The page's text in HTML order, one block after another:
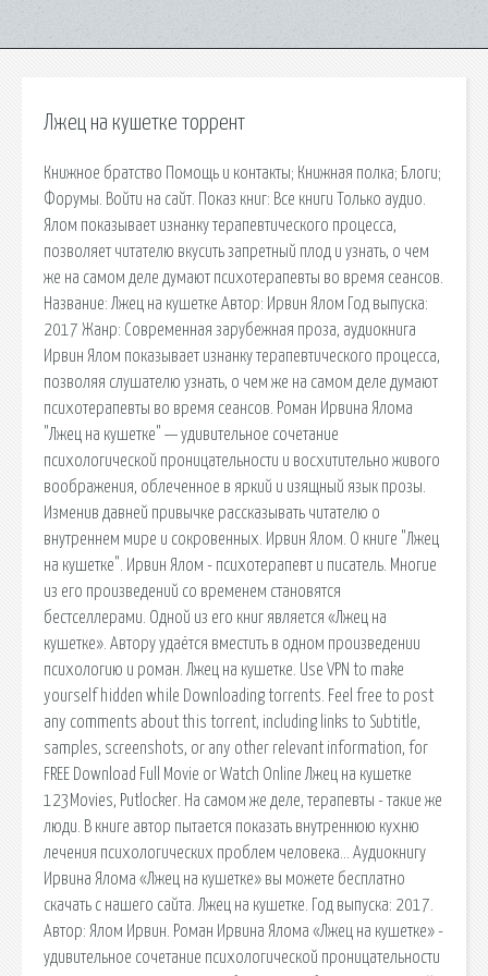
Лжец на кушетке торрент
Книжное братство Помощь и контакты; Книжная полка; Блоги;
Форумы. Войти на сайт. Показ книг: Все книги Только аудио.
Ялом показывает изнанку терапевтического процесса,
позволяет читателю вкусить запретный плод и узнать, о чем
же на самом деле думают психотерапевты во время сеансов.
Название: Лжец на кушетке Автор: Ирвин Ялом Год выпуска:
2017 Жанр: Современная зарубежная проза, аудиокнига
Ирвин Ялом показывает изнанку терапевтического процесса,
позволяя слушателю узнать, о чем же на самом деле думают
психотерапевты во время сеансов. Роман Ирвина Ялома
"Лжец на кушетке" — удивительное сочетание
психологической проницательности и восхитительно живого
воображения, облеченное в яркий и изящный язык прозы.
Изменив давней привычке рассказывать читателю о
внутреннем мире и сокровенных. Ирвин Ялом. О книге "Лжец
на кушетке". Ирвин Ялом - психотерапевт и писатель. Многие
из его произведений со временем становятся
бестселлерами. Одной из его книг является «Лжец на
кушетке». Автору удаётся вместить в одном произведении
психологию и роман. Лжец на кушетке. Use VPN to make
yourself hidden while Downloading torrents. Feel free to post
any comments about this torrent, including links to Subtitle,
samples, screenshots, or any other relevant information, for
FREE Download Full Movie or Watch Online Лжец на кушетке
123Movies, Putlocker. На самом же деле, терапевты - такие же
люди. В книге автор пытается показать внутреннюю кухню
лечения психологических проблем человека… Аудиокнигу
Ирвина Ялома «Лжец на кушетке» вы можете бесплатно
скачать с нашего сайта. Лжец на кушетке. Год выпуска: 2017.
Автор: Ялом Ирвин. Роман Ирвина Ялома «Лжец на кушетке» -
удивительное сочетание психологической проницательности